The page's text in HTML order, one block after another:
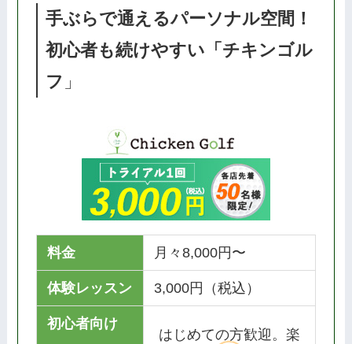
手ぶらで通えるパーソナル空間！
初心者も続けやすい「チキンゴル
フ 」
料金 月々8,000円〜
体験レッスン 3,000円（税込）
初心者向け
はじめての方歓迎。楽